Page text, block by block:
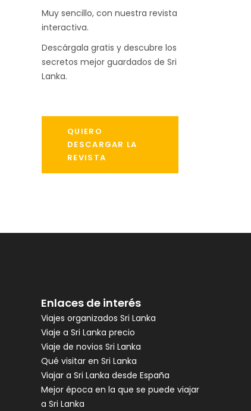
Muy sencillo, con nuestra revista
interactiva.
Descárgala gratis y descubre los
secretos mejor guardados de Sri
Lanka.
QUIERO
DESCARGAR LA
REVISTA
Enlaces de interés
Viajes organizados Sri Lanka
Viaje a Sri Lanka precio
Viaje de novios Sri Lanka
Qué visitar en Sri Lanka
Viajar a Sri Lanka desde España
Mejor época en la que se puede viajar
a Sri Lanka